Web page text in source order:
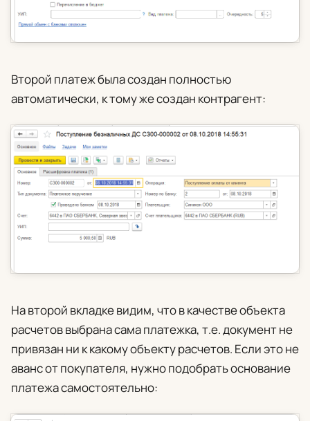
Второй платеж была создан полностью
автоматически, к тому же создан контрагент:
На второй вкладке видим, что в качестве объекта
расчетов выбрана сама платежка, т.е. документ не
привязан ни к какому объекту расчетов. Если это не
аванс от покупателя, нужно подобрать основание
платежа самостоятельно: